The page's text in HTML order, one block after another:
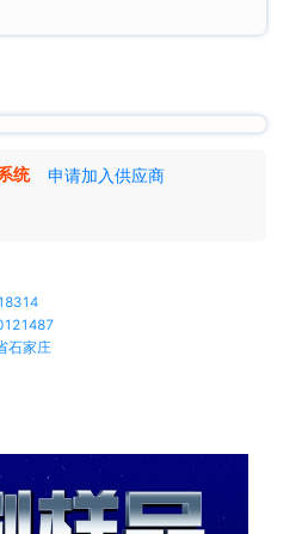
统
申请加入供应商
石家庄